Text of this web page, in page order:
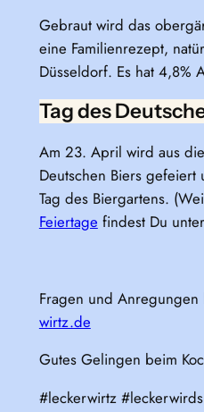
Gebraut wird das
eine Familienrezept,
Düsseldorf. Es hat 4,8%
Tag des
Am 23. April wird aus
Deutschen Biers
Tag des Biergartens.
Feiertage findest Du
Fragen und Anregungen
wirtz.de
Gutes Gelingen beim
#leckerwirtz